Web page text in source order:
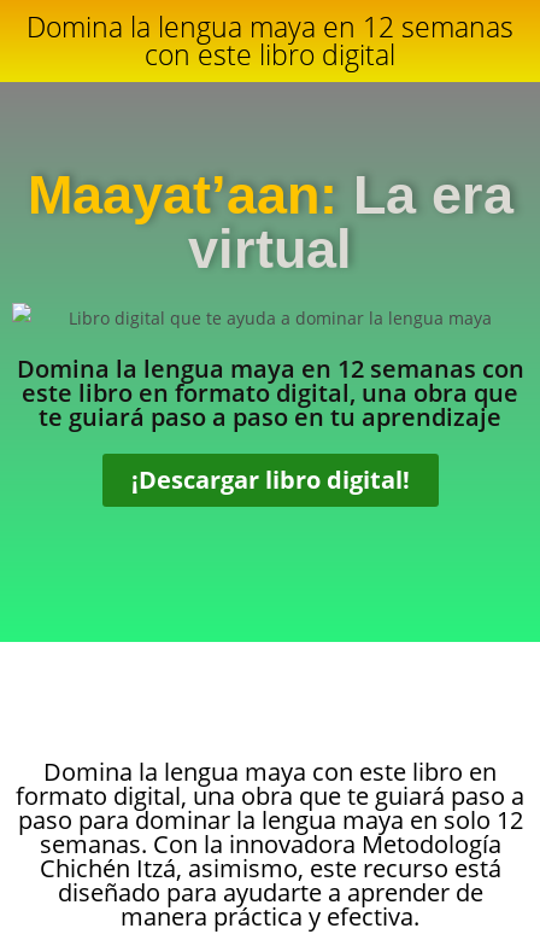
Domina la lengua maya en 12 semanas
con este libro digital
Maayat’aan: La era
virtual
Domina la lengua maya en 12 semanas con
este libro en formato digital, una obra que
te guiará paso a paso en tu aprendizaje
¡Descargar libro digital!
Domina la lengua maya con este libro en
formato digital, una obra que te guiará paso a
paso para dominar la lengua maya en solo 12
semanas. Con la innovadora Metodología
Chichén Itzá, asimismo, este recurso está
diseñado para ayudarte a aprender de
manera práctica y efectiva.